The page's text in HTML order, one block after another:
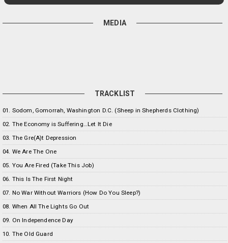
MEDIA
TRACKLIST
01. Sodom, Gomorrah, Washington D.C. (Sheep in Shepherds Clothing)
02. The Economy is Suffering…Let It Die
03. The Gre(A)t Depression
04. We Are The One
05. You Are Fired (Take This Job)
06. This Is The First Night
07. No War Without Warriors (How Do You Sleep?)
08. When All The Lights Go Out
09. On Independence Day
10. The Old Guard